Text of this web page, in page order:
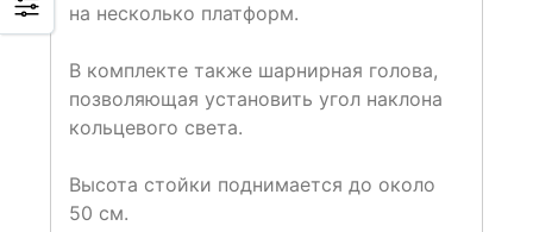
на несколько платформ.
В комплекте также шарнирная голова,
позволяющая установить угол наклона
кольцевого света.
Высота стойки поднимается до около
50 см.